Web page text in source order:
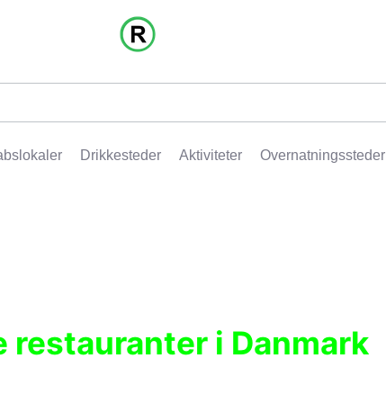
Drikkesteder Aktiviteter Overnatningssteder
restauranter i Danmark